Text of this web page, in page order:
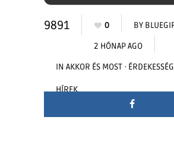
9891 0 BY
2 HÓNAP AGO
IN AKKOR ÉS MOST ·
HÍREK